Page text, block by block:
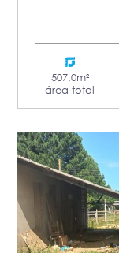
507.0m²
área total